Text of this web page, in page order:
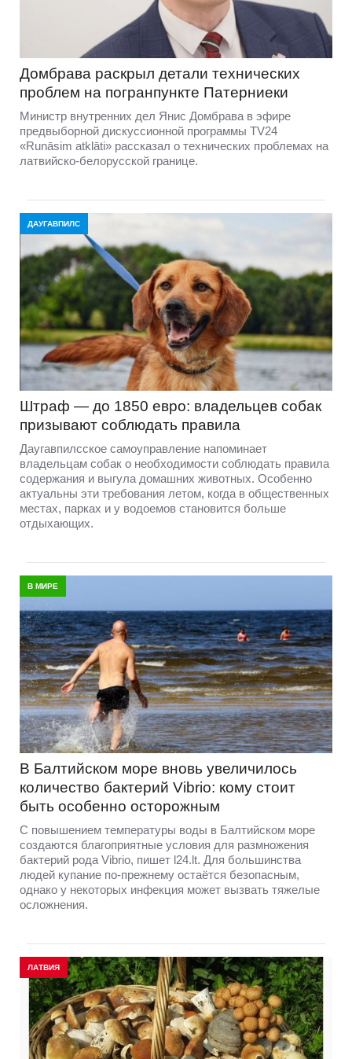
Домбравa раскрыл детали технических
проблем на погранпункте Патерниеки
Министр внутренних дел Янис Домбрава в эфире
предвыборной дискуссионной программы TV24
«Runāsim atklāti» рассказал о технических проблемах на
латвийско-белорусской границе.
ДАУГАВПИЛС
Штраф — до 1850 евро: владельцев собак
призывают соблюдать правила
Даугавпилсское самоуправление напоминает
владельцам собак о необходимости соблюдать правила
содержания и выгула домашних животных. Особенно
актуальны эти требования летом, когда в общественных
местах, парках и у водоемов становится больше
отдыхающих.
В МИРЕ
В Балтийском море вновь увеличилось
количество бактерий Vibrio: кому стоит
быть особенно осторожным
С повышением температуры воды в Балтийском море
создаются благоприятные условия для размножения
бактерий рода Vibrio, пишет l24.lt. Для большинства
людей купание по-прежнему остаётся безопасным,
однако у некоторых инфекция может вызвать тяжелые
осложнения.
ЛАТВИЯ